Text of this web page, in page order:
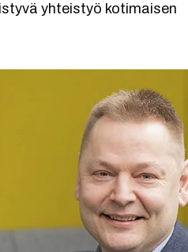
yhteistyö kotimaisen